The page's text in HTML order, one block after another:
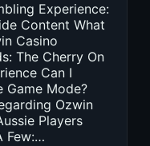
Experience:
Content What
Casino
The Cherry On
Can I
Game Mode?
Ozwin
Players
Few:…